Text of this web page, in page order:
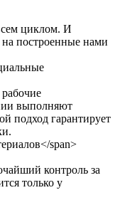
циклом. И
построенные нами
выполняют
подход гарантирует
контроль за
только у